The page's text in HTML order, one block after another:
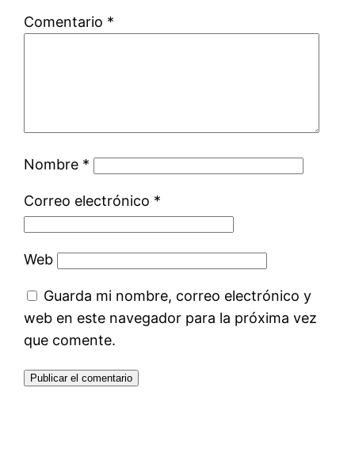
Comentario *
Nombre *
Correo electrónico *
Web
Guarda mi nombre, correo electrónico y
web en este navegador para la próxima vez
que comente.